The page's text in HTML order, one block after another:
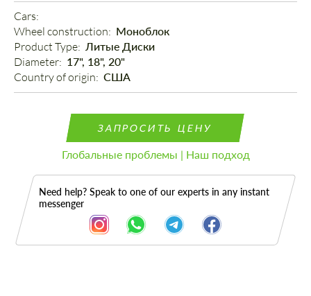
Cars:
Wheel construction: Моноблок
Product Type: Литые Диски
Diameter: 17", 18", 20"
Country of origin: США
ЗАПРОСИТЬ ЦЕНУ
Глобальные проблемы | Наш подход
Need help? Speak to one of our experts in any instant
messenger